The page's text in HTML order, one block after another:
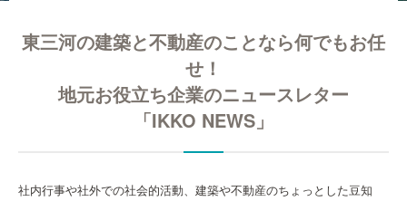
東三河の建築と不動産のことなら何でもお任
せ！
地元お役立ち企業のニュースレター
「IKKO NEWS」
社内行事や社外での社会的活動、建築や不動産のちょっとした豆知